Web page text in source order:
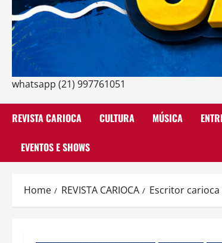
whatsapp (21) 997761051
REVISTA CARIOCA CULTURA MÚSICA
EVENTOS E SHOWS
Home REVISTA CARIOCA Escritor